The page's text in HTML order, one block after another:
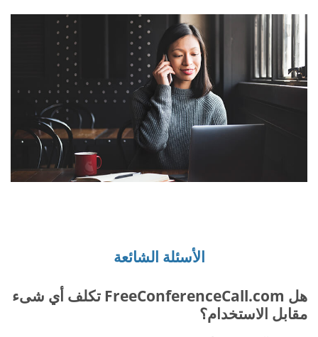
الأسئلة الشائعة
هل FreeConferenceCall.com تكلف أي شىء
مقابل الاستخدام؟